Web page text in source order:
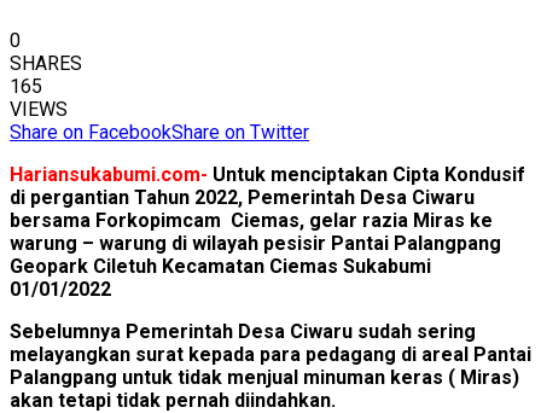
0
SHARES
165
VIEWS
Share on FacebookShare on Twitter
Hariansukabumi.com- Untuk menciptakan Cipta Kondusif
di pergantian Tahun 2022, Pemerintah Desa Ciwaru
bersama Forkopimcam Ciemas, gelar razia Miras ke
warung – warung di wilayah pesisir Pantai Palangpang
Geopark Ciletuh Kecamatan Ciemas Sukabumi
01/01/2022
Sebelumnya Pemerintah Desa Ciwaru sudah sering
melayangkan surat kepada para pedagang di areal Pantai
Palangpang untuk tidak menjual minuman keras ( Miras)
akan tetapi tidak pernah diindahkan.